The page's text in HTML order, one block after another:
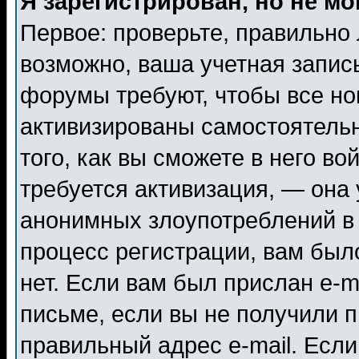
Первое: проверьте,
возможно, ваша учетная
форумы требуют, чтобы все
активизированы
того, как вы сможете в него
требуется активизация, —
анонимных злоупотреблений
процесс регистрации, вам
нет. Если вам был прислан e-
письме, если вы не получили
правильный адрес e-mail.